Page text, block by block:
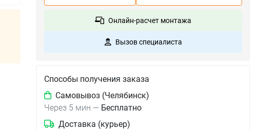
Онлайн-расчет монтажа
Вызов специалиста
Способы получения заказа
Самовывоз (Челябинск)
Через 5 мин — Бесплатно
Доставка (курьер)